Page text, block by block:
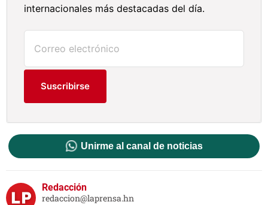
internacionales más destacadas del día.
Suscribirse
Unirme al canal de noticias
Redacción
redaccion@laprensa.hn